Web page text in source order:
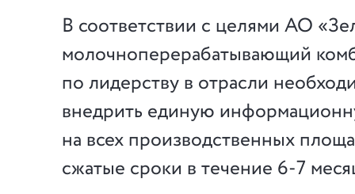
В соответствии с целями АО
молочноперерабатывающий
по лидерству в отрасли
внедрить единую
на всех производственных
сжатые сроки в течение 6-7